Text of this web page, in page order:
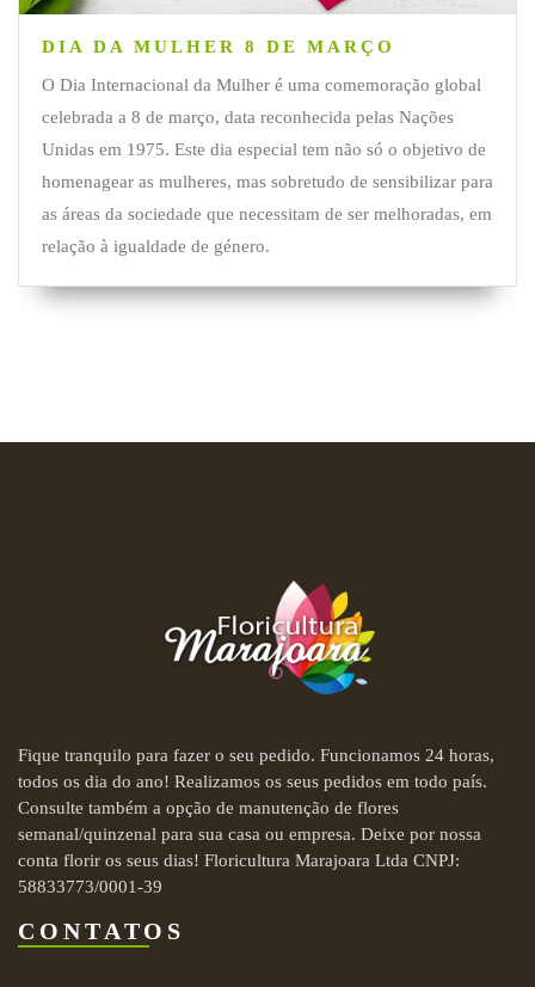
DIA DA MULHER 8 DE MARÇO
O Dia Internacional da Mulher é uma comemoração global
celebrada a 8 de março, data reconhecida pelas Nações
Unidas em 1975. Este dia especial tem não só o objetivo de
homenagear as mulheres, mas sobretudo de sensibilizar para
as áreas da sociedade que necessitam de ser melhoradas, em
relação à igualdade de género.
Fique tranquilo para fazer o seu pedido. Funcionamos 24 horas,
todos os dia do ano! Realizamos os seus pedidos em todo país.
Consulte também a opção de manutenção de flores
semanal/quinzenal para sua casa ou empresa. Deixe por nossa
conta florir os seus dias! Floricultura Marajoara Ltda CNPJ:
58833773/0001-39
CONTATOS